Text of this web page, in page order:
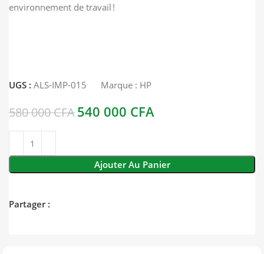
environnement de travail !
UGS : ALS-IMP-015 Marque : HP
580 000CFA540 000 CFA
Ajouter Au Panier
Partager :